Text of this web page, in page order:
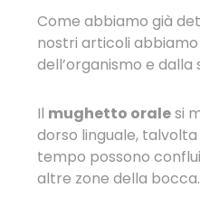
Come abbiamo già
nostri articoli
dell’organismo e
Il mughetto oralesi
dorso linguale,
tempo possono
altre zone della bocca.